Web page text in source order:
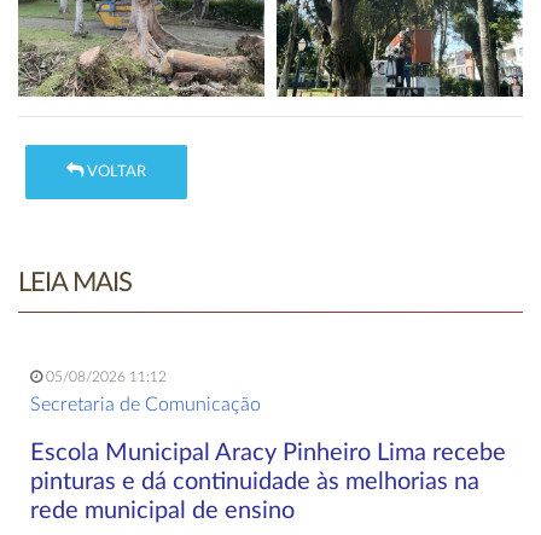
VOLTAR
LEIA MAIS
05/08/2026 11:12
Secretaria de Comunicação
Escola Municipal Aracy Pinheiro Lima recebe
pinturas e dá continuidade às melhorias na
rede municipal de ensino